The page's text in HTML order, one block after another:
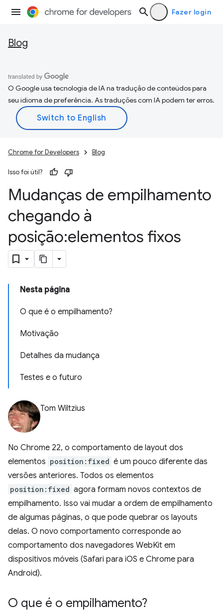
Fazer login
Blog
O Google usa tecnologia de IA na tradução de conteúdos para
seu idioma de preferência. As traduções com IA podem ter erros.
Chrome for Developers Blog
Isso foi útil?
Mudanças de empilhamento
chegando à
posição:elementos fixos
Nesta página
O que é o empilhamento?
Motivação
Detalhes da mudança
Testes e o futuro
Tom Wiltzius
No Chrome 22, o comportamento de layout dos
elementos position:fixed é um pouco diferente das
versões anteriores. Todos os elementos
position:fixed agora formam novos contextos de
empilhamento. Isso vai mudar a ordem de empilhamento
de algumas páginas, o que pode quebrar os layouts
delas. O novo comportamento corresponde ao
comportamento dos navegadores WebKit em
dispositivos móveis (Safari para iOS e Chrome para
Android).
O que é o empilhamento?